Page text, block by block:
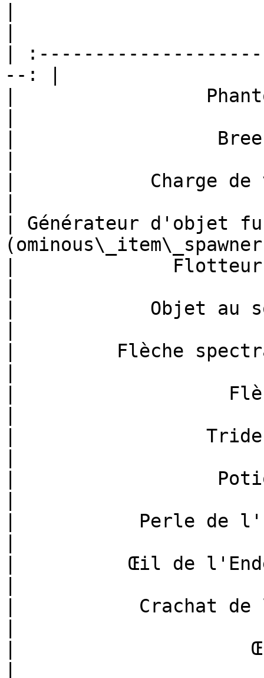
|
--: |
|
|
|            Charge de
| Générateur d'objet
|              Flotteur
|            Objet au
|         Flèche
|
|
|
|           Perle de
|          Œil de
|           Crachat de
|